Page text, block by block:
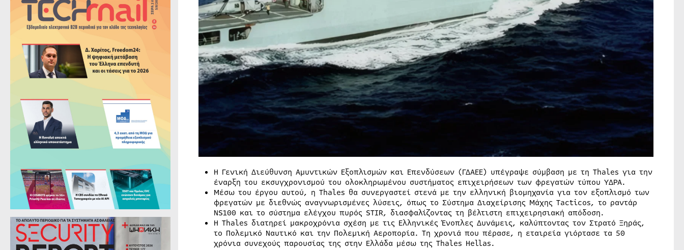
Η Γενική Διεύθυνση Αμυντικών Εξοπλισμών και Επενδύσεων (ΓΔΑΕΕ) υπέγραψε σύμβαση με τη Thales για την
έναρξη του εκσυγχρονισμού του ολοκληρωμένου συστήματος επιχειρήσεων των φρεγατών τύπου ΥΔΡΑ.
Μέσω του έργου αυτού, η Thales θα συνεργαστεί στενά με την ελληνική βιομηχανία για τον εξοπλισμό των
φρεγατών με διεθνώς αναγνωρισμένες λύσεις, όπως το Σύστημα Διαχείρισης Μάχης Tacticos, το ραντάρ
NS100 και το σύστημα ελέγχου πυρός STIR, διασφαλίζοντας τη βέλτιστη επιχειρησιακή απόδοση.
Η Thales διατηρεί μακροχρόνια σχέση με τις Ελληνικές Ένοπλες Δυνάμεις, καλύπτοντας τον Στρατό Ξηράς,
το Πολεμικό Ναυτικό και την Πολεμική Αεροπορία. Τη χρονιά που πέρασε, η εταιρεία γιόρτασε τα 50
χρόνια συνεχούς παρουσίας της στην Ελλάδα μέσω της Thales Hellas.